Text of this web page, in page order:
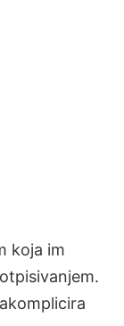
koja im